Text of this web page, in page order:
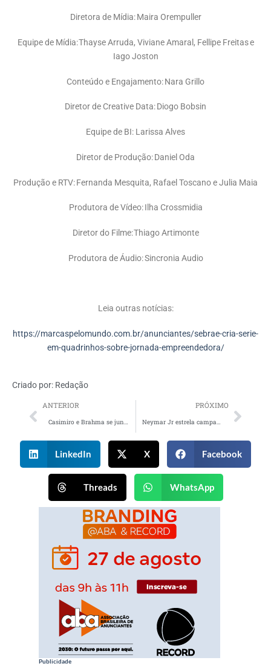
Diretora de Mídia: Maira Orempuller
Equipe de Mídia: Thayse Arruda, Viviane Amaral, Fellipe Freitas e
Iago Joston
Conteúdo e Engajamento: Nara Grillo
Diretor de Creative Data: Diogo Bobsin
Equipe de BI: Larissa Alves
Diretor de Produção: Daniel Oda
Produção e RTV: Fernanda Mesquita, Rafael Toscano e Julia Maia
Produtora de Vídeo: Ilha Crossmidia
Diretor do Filme: Thiago Artimonte
Produtora de Áudio: Sincronia Audio
Leia outras notícias:
https://marcaspelomundo.com.br/anunciantes/sebrae-cria-serie-
em-quadrinhos-sobre-jornada-empreendedora/
Criado por: Redação
ANTERIOR PRÓXIMO
LinkedIn X Facebook
Threads WhatsApp
Publicidade